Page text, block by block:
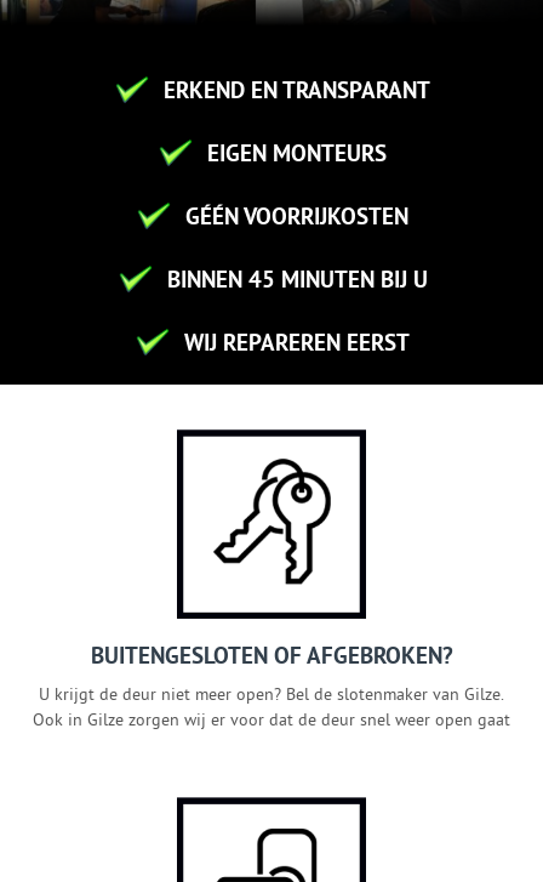
ERKEND EN TRANSPARANT
EIGEN MONTEURS
GÉÉN VOORRIJKOSTEN
BINNEN 45 MINUTEN BIJ U
WIJ REPAREREN EERST
BUITENGESLOTEN OF AFGEBROKEN?
U krijgt de deur niet meer open? Bel de slotenmaker van Gilze.
Ook in Gilze zorgen wij er voor dat de deur snel weer open gaat